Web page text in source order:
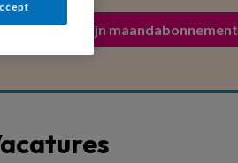
Activeer mijn maandabonnement